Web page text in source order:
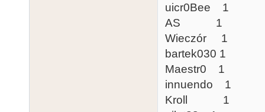
uicr0Bee 1
AS 1
Wieczór 1
bartek030 1
Maestr0 1
innuendo 1
Kroll 1